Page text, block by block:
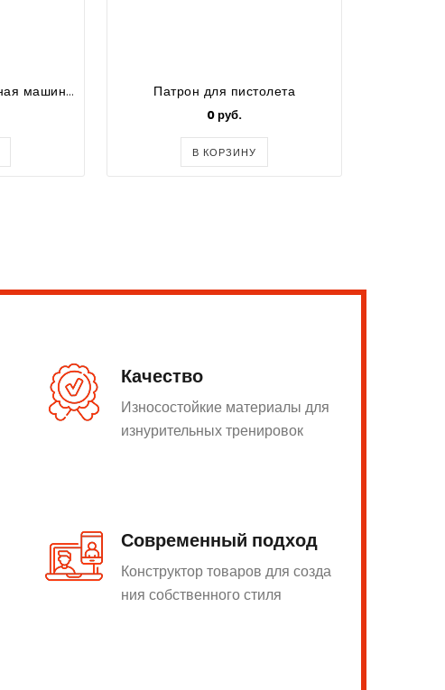
Промышленная швейная машина Jack JK-A6F (E) (комплект) Патрон для пистолета
0 руб.
В КОРЗИНУ
Качество
Износостойкие материалы для
изнурительных тренировок
Современный подход
Конструктор товаров для созда
ния собственного стиля